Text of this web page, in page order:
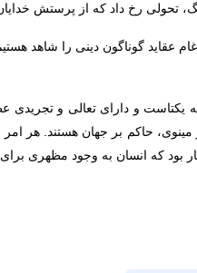
تحولی رخ داد که از پرستش
عقاید گوناگون دینی را شاهد
و دارای تعالی و تجریدی
حاکم بر جهان هستند. هر
بار بود که انسان به وجود